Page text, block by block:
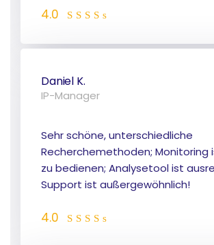
4.0
Daniel K.
IP-Manager
Sehr schöne, unterschiedliche
Recherchemethoden; Monitoring
zu bedienen; Analysetool ist
Support ist außergewöhnlich!
4.0